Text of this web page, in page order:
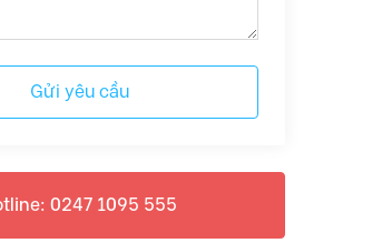
Gửi yêu cầu
0247 1095 555